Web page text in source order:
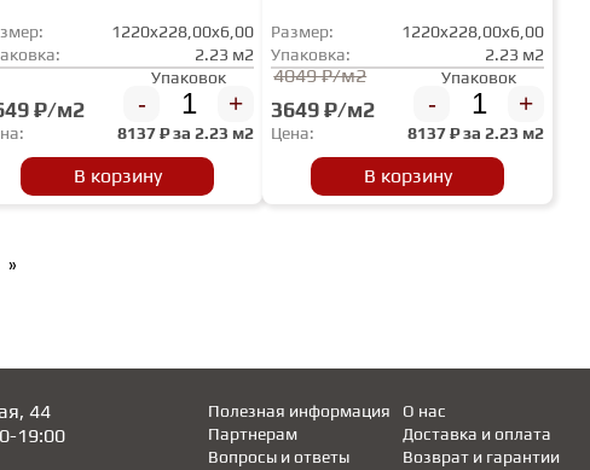
1220x228,00x6,00
2.23 м2
₽/м2
Упаковок
- +
8137₽ за2.23 м2
В корзину
Размер:
1220x228,00x6,00
Упаковка:
2.23 м2
4049 ₽/м2
3649 ₽/м2
Упаковок
- +
Цена: 8137₽ за2.23 м2
В корзину
»
44
19:00
Полезная информация
Партнерам
Вопросы и ответы
Доставка и оплата
Возврат и гарантии
О нас